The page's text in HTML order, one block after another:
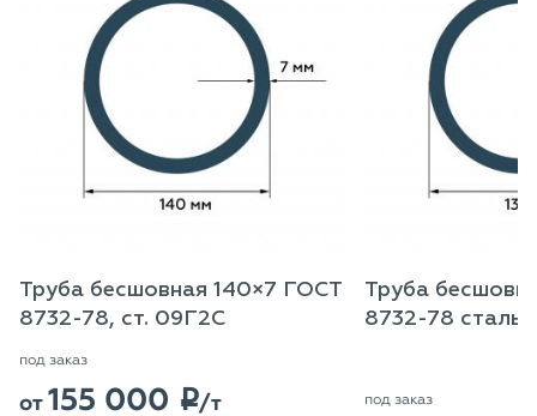
Труба бесшовная 140×7 ГОСТ
8732-78, ст. 09Г2С
под заказ
от155 000 p/т
Труба
8732-78 сталь
под заказ